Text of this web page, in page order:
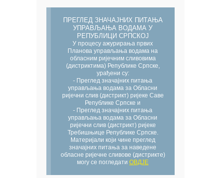
ПРЕГЛЕД ЗНАЧАЈНИХ ПИТАЊА
УПРАВЉАЊА ВОДАМА У
РЕПУБЛИЦИ СРПСКОЈ
У процесу ажурирања првих
Планова управљања водама на
обласним ријечним сливовима
(дистриктима) Републике Српске,
урађени су:
- Преглед значајних питања
управљања водама за Обласни
ријечни слив (дистрикт) ријеке Саве
Републике Српске и
- Преглед значајних питања
управљања водама за Обласни
ријечни слив (дистрикт) ријеке
Требишњице Републике Српске.
Материјали који чине преглед
значајних питања за наведене
обласне ријечне сливове (дистрикте)
могу се погледати ОВДЈЕ